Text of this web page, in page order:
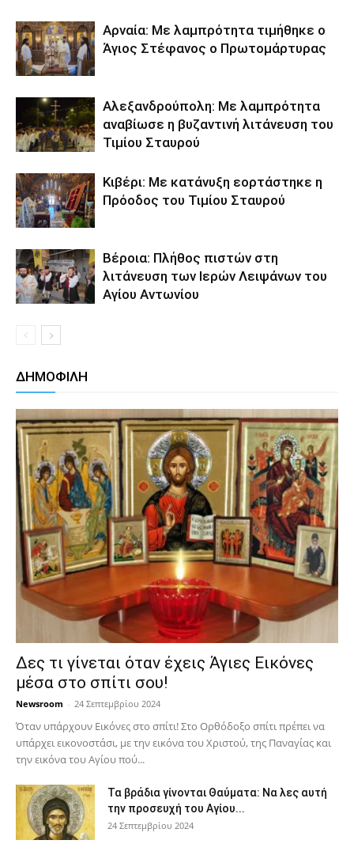
Αρναία: Με λαμπρότητα τιμήθηκε ο
Άγιος Στέφανος ο Πρωτομάρτυρας
Αλεξανδρούπολη: Με λαμπρότητα
αναβίωσε η βυζαντινή λιτάνευση του
Τιμίου Σταυρού
Κιβέρι: Με κατάνυξη εορτάστηκε η
Πρόοδος του Τιμίου Σταυρού
Βέροια: Πλήθος πιστών στη
λιτάνευση των Ιερών Λειψάνων του
Αγίου Αντωνίου
ΔΗΜΟΦΙΛΗ
Δες τι γίνεται όταν έχεις Άγιες Εικόνες
μέσα στο σπίτι σου!
Newsroom - 24 Σεπτεμβρίου 2024
Όταν υπάρχουν Εικόνες στο σπίτι! Στο Ορθόδοξο σπίτι πρέπει να
υπάρχει εικονοστάσι, με την εικόνα του Χριστού, της Παν­αγίας και
την εικόνα του Αγίου πού...
Τα βράδια γίνονται Θαύματα: Να λες αυτή
την προσευχή του Αγίου...
24 Σεπτεμβρίου 2024